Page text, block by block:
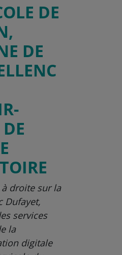
DE
DE
à droite sur la
Dufayet,
services
la
digitale